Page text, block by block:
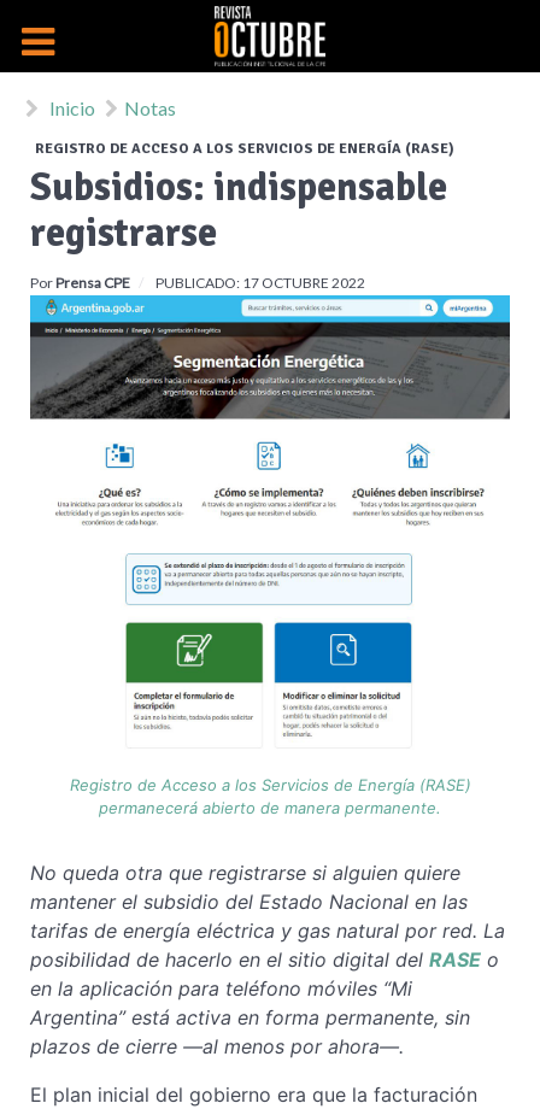
Inicio Notas
REGISTRO DE ACCESO A LOS SERVICIOS DE ENERGÍA (RASE)
Subsidios: indispensable
registrarse
PorPrensa CPE PUBLICADO: 17 OCTUBRE 2022
Registro de Acceso a los Servicios de Energía (RASE)
permanecerá abierto de manera permanente.
No queda otra que registrarse si alguien quiere
mantener el subsidio del Estado Nacional en las
tarifas de energía eléctrica y gas natural por red. La
posibilidad de hacerlo en el sitio digital del RASE o
en la aplicación para teléfono móviles “Mi
Argentina” está activa en forma permanente, sin
plazos de cierre —al menos por ahora—.
El plan inicial del gobierno era que la facturación